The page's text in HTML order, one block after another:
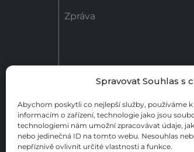
Spravovat Souhlas s
Abychom poskytli co nejlepší služby, používáme
informacím o zařízení, technologie jako jsou
technologiemi nám umožní zpracovávat údaje,
nebo jedinečná ID na tomto webu. Nesouhlas
nepříznivě ovlivnit určité vlastnosti a funkce.
Zpráva
Poslat zprávu